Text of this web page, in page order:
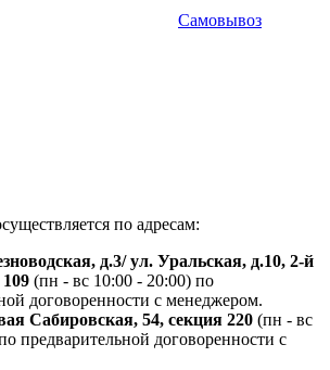
Самовывоз
по адресам:
д.3/ ул. Уральская, д.10, 2-й
(пн - вс 10:00 - 20:00) по
договоренности с менеджером.
Сабировская, 54, секция 220 (пн - вс
предварительной договоренности с